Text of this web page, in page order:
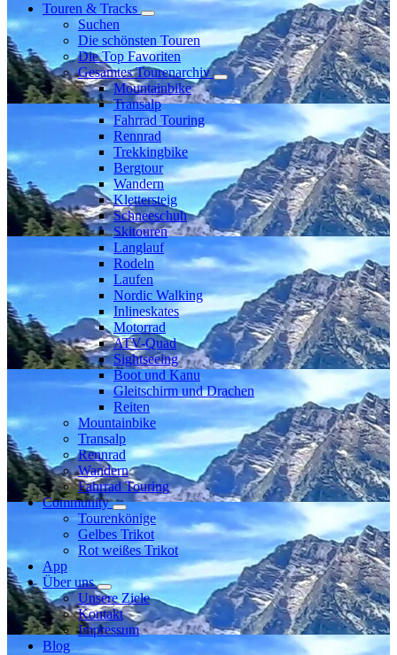
Touren & Tracks
Suchen
Die schönsten Touren
Die Top Favoriten
Gesamtes Tourenarchiv
Mountainbike
Transalp
Fahrrad Touring
Rennrad
Trekkingbike
Bergtour
Wandern
Klettersteig
Schneeschuh
Skitouren
Langlauf
Rodeln
Laufen
Nordic Walking
Inlineskates
Motorrad
ATV-Quad
Sightseeing
Boot und Kanu
Gleitschirm und Drachen
Reiten
Mountainbike
Transalp
Rennrad
Wandern
Fahrrad Touring
Community
Tourenkönige
Gelbes Trikot
Rot weißes Trikot
App
Über uns
Unsere Ziele
Kontakt
Impressum
Blog